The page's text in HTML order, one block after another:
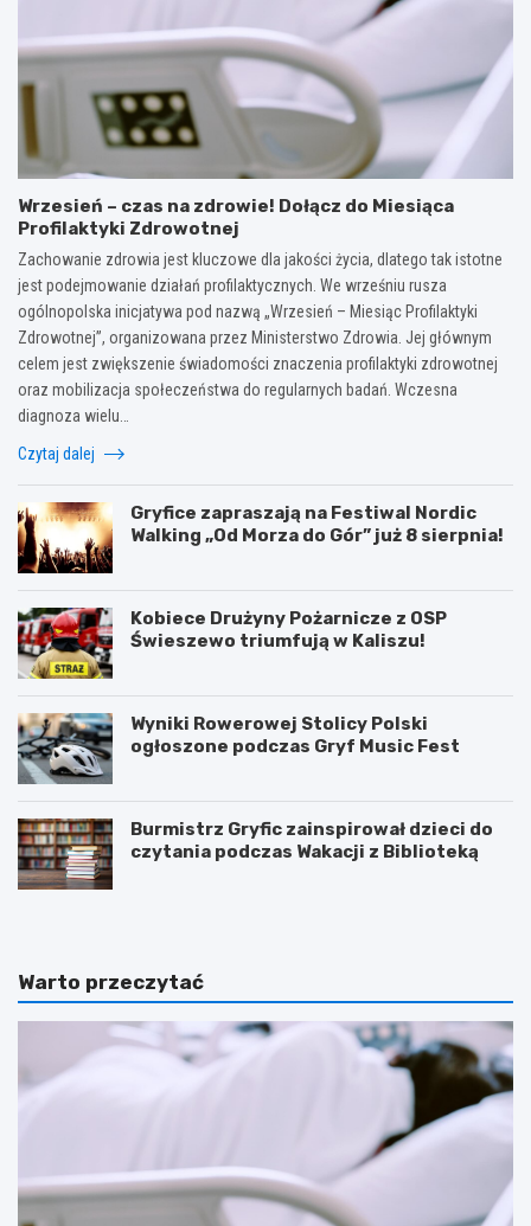
Wrzesień – czas na zdrowie! Dołącz do Miesiąca
Profilaktyki Zdrowotnej
Zachowanie zdrowia jest kluczowe dla jakości życia, dlatego tak istotne
jest podejmowanie działań profilaktycznych. We wrześniu rusza
ogólnopolska inicjatywa pod nazwą „Wrzesień – Miesiąc Profilaktyki
Zdrowotnej”, organizowana przez Ministerstwo Zdrowia. Jej głównym
celem jest zwiększenie świadomości znaczenia profilaktyki zdrowotnej
oraz mobilizacja społeczeństwa do regularnych badań. Wczesna
diagnoza wielu…
Czytaj dalej
Gryfice zapraszają na Festiwal Nordic
Walking „Od Morza do Gór” już 8 sierpnia!
Kobiece Drużyny Pożarnicze z OSP
Świeszewo triumfują w Kaliszu!
Wyniki Rowerowej Stolicy Polski
ogłoszone podczas Gryf Music Fest
Burmistrz Gryfic zainspirował dzieci do
czytania podczas Wakacji z Biblioteką
Warto przeczytać